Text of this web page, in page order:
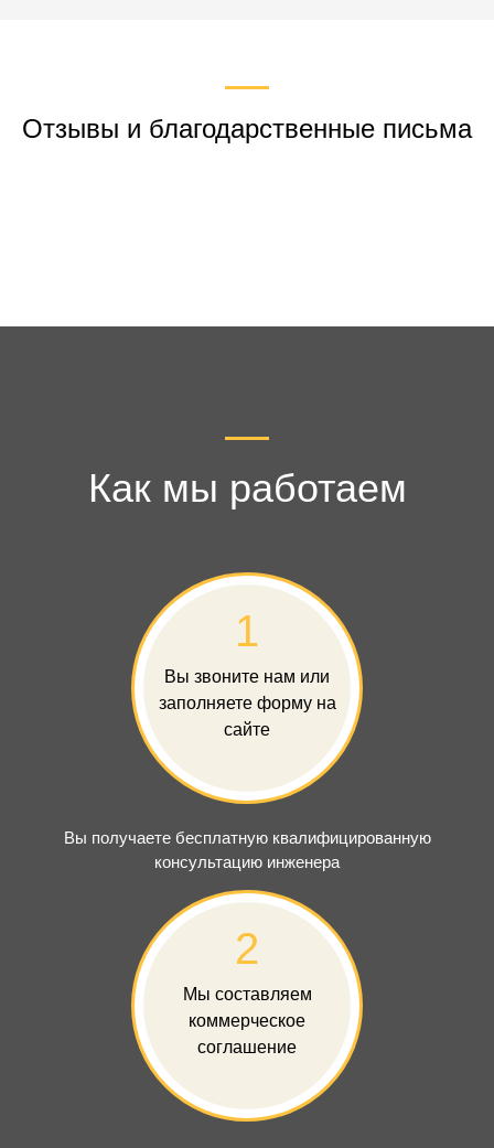
Отзывы и благодарственные письма
Как мы работаем
1
Вы звоните нам или
заполняете форму на
сайте
Вы получаете бесплатную квалифицированную
консультацию инженера
2
Мы составляем
коммерческое
соглашение